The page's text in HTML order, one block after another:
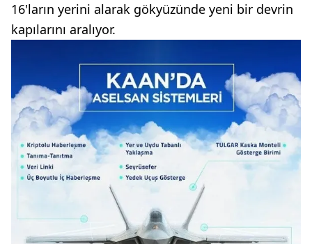
16'ların yerini alarak gökyüzünde yeni bir devrin
kapılarını aralıyor.